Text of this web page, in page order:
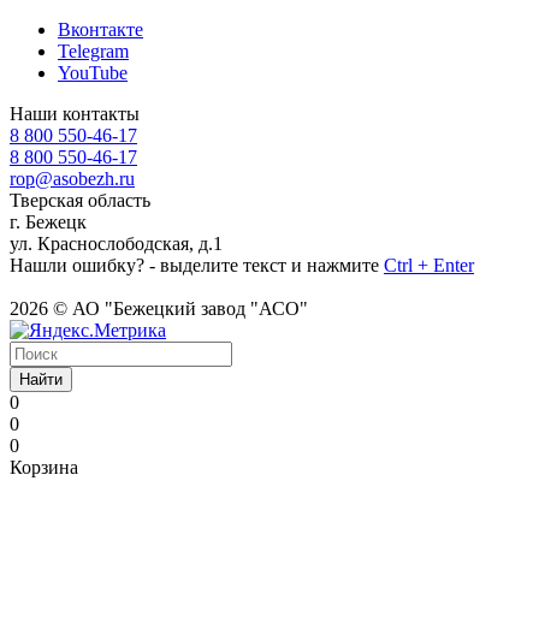
Вконтакте
Telegram
YouTube
Наши контакты
8 800 550-46-17
8 800 550-46-17
rop@asobezh.ru
Тверская область
г. Бежецк
ул. Краснослободская, д.1
Нашли ошибку? - выделите текст и нажмите Ctrl + Enter
2026 © АО "Бежецкий завод "АСО"
Найти
0
0
0
Корзина